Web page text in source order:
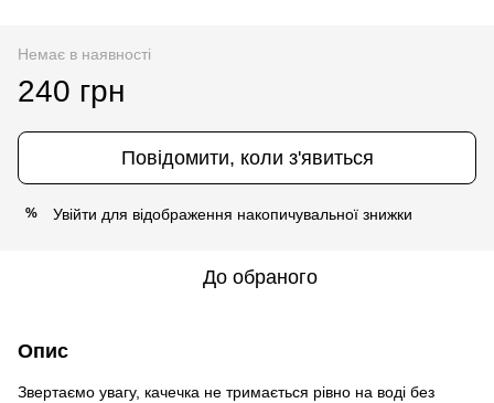
Немає в наявності
240 грн
Повідомити, коли з'явиться
% Увійти для відображення накопичувальної знижки
До обраного
Опис
Звертаємо увагу, качечка не тримається рівно на воді без